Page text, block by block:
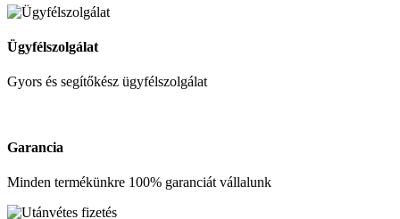
Ügyfélszolgálat
Gyors és segítőkész ügyfélszolgálat
Garancia
Minden termékünkre 100% garanciát vállalunk